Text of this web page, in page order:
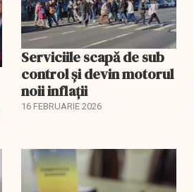
Serviciile scapă de sub
control și devin motorul
noii inflații
16 FEBRUARIE 2026